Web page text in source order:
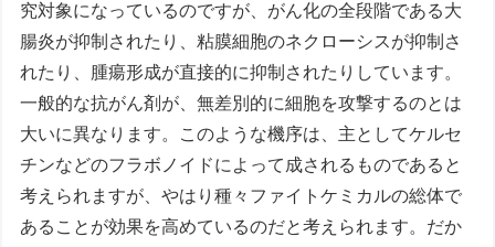
究対象になっているのですが、がん化の全段階である大
腸炎が抑制されたり、粘膜細胞のネクローシスが抑制さ
れたり、腫瘍形成が直接的に抑制されたりしています。
一般的な抗がん剤が、無差別的に細胞を攻撃するのとは
大いに異なります。このような機序は、主としてケルセ
チンなどのフラボノイドによって成されるものであると
考えられますが、やはり種々ファイトケミカルの総体で
あることが効果を高めているのだと考えられます。だか